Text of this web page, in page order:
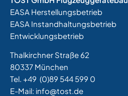
EASA Herstellungsbetrieb
EASA Instandhaltungsbetrieb
Entwicklungsbetrieb
Thalkirchner Straße 62
80337 München
Tel. +49 (0)89 544 599 0
E-Mail: info@tost.de